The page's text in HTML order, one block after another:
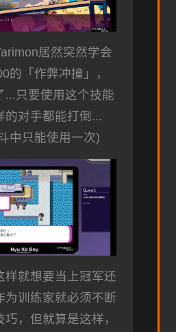
居然突然学会
的「作弊冲撞」，
...只要使用这个技能
的对手都能打倒...
中只能使用一次)
样就想要当上冠军还
为训练家就必须不断
，但就算是这样，